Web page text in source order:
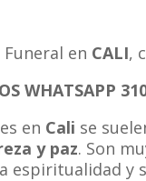
en CALI,
WHATSAPP
en Cali se
y paz. Son
espiritualidad y